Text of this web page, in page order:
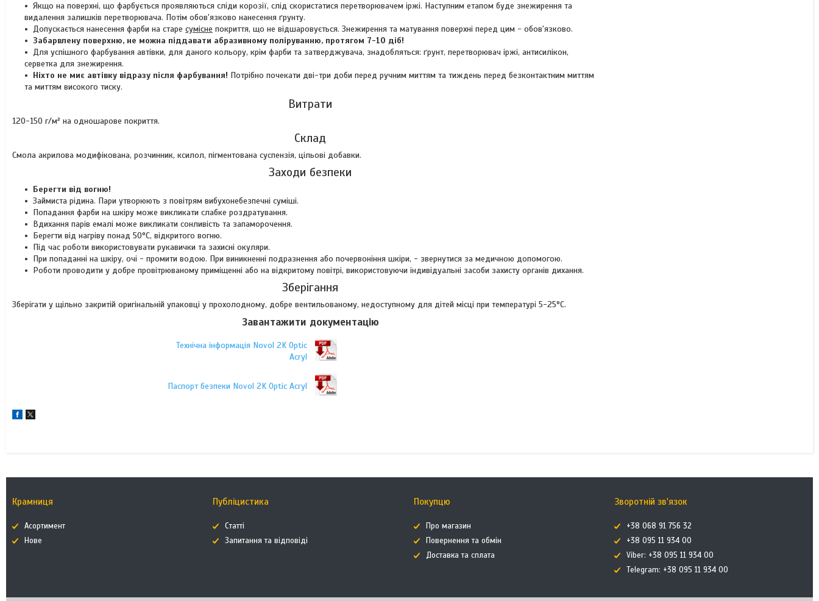
Якщо на поверхні, що фарбується проявляються сліди корозії, слід скористатися перетворювачем іржі. Наступним етапом буде знежирення та
видалення залишків перетворювача. Потім обов'язково нанесення ґрунту.
Допускається нанесення фарби на старе сумісне покриття, що не відшаровується. Знежирення та матування поверхні перед цим - обов'язково.
Забарвлену поверхню, не можна піддавати абразивному поліруванню, протягом 7-10 діб!
Для успішного фарбування автівки, для даного кольору, крім фарби та затверджувача, знадобляться: ґрунт, перетворювач іржі, антисилікон,
серветка для знежирення.
Ніхто не миє автівку відразу після фарбування! Потрібно почекати дві-три доби перед ручним миттям та тиждень перед безконтактним миттям
та миттям високого тиску.
Витрати
120-150 г/м² на одношарове покриття.
Склад
Смола акрилова модифікована, розчинник, ксилол, пігментована суспензія, цільові добавки.
Заходи безпеки
Берегти від вогню!
Займиста рідина. Пари утворюють з повітрям вибухонебезпечні суміші.
Попадання фарби на шкіру може викликати слабке роздратування.
Вдихання парів емалі може викликати сонливість та запаморочення.
Берегти від нагріву понад 50°C, відкритого вогню.
Під час роботи використовувати рукавички та захисні окуляри.
При попаданні на шкіру, очі - промити водою. При виникненні подразнення або почервоніння шкіри, - звернутися за медичною допомогою.
Роботи проводити у добре провітрюваному приміщенні або на відкритому повітрі, використовуючи індивідуальні засоби захисту органів дихання.
Зберігання
Зберігати у щільно закритій оригінальній упаковці у прохолодному, добре вентильованому, недоступному для дітей місці при температурі 5-25°C.
Завантажити документацію
Технічна інформація Novol 2K Optic
Acryl
Паспорт безпеки Novol 2K Optic Acryl
Крамниця
Асортимент
Нове
Публіцистика
Статті
Запитання та відповіді
Покупцю
Про магазин
Повернення та обмін
Доставка та сплата
Зворотній зв'язок
+38 068 91 756 32
+38 095 11 934 00
Viber: +38 095 11 934 00
Telegram: +38 095 11 934 00